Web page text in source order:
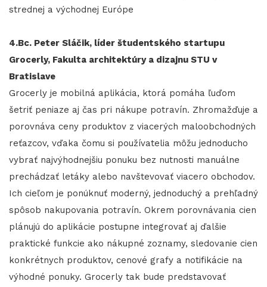
strednej a východnej Európe
4.Bc. Peter Sláčik, líder študentského startupu
Grocerly, Fakulta architektúry a dizajnu STU v
Bratislave
Grocerly je mobilná aplikácia, ktorá pomáha ľuďom
šetriť peniaze aj čas pri nákupe potravín. Zhromažďuje a
porovnáva ceny produktov z viacerých maloobchodných
reťazcov, vďaka čomu si používatelia môžu jednoducho
vybrať najvýhodnejšiu ponuku bez nutnosti manuálne
prechádzať letáky alebo navštevovať viacero obchodov.
Ich cieľom je ponúknuť moderný, jednoduchý a prehľadný
spôsob nakupovania potravín. Okrem porovnávania cien
plánujú do aplikácie postupne integrovať aj ďalšie
praktické funkcie ako nákupné zoznamy, sledovanie cien
konkrétnych produktov, cenové grafy a notifikácie na
výhodné ponuky. Grocerly tak bude predstavovať